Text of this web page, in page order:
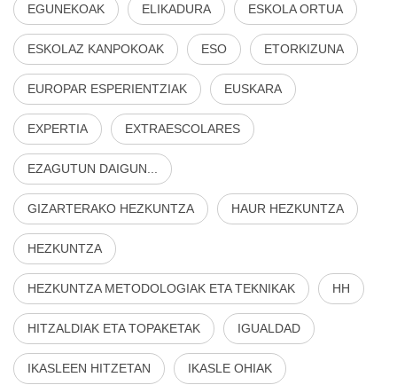
EGUNEKOAK ELIKADURA ESKOLA ORTUA
ESKOLAZ KANPOKOAK ESO ETORKIZUNA
EUROPAR ESPERIENTZIAK EUSKARA
EXPERTIA EXTRAESCOLARES
EZAGUTUN DAIGUN...
GIZARTERAKO HEZKUNTZA HAUR HEZKUNTZA
HEZKUNTZA
HEZKUNTZA METODOLOGIAK ETA TEKNIKAK HH
HITZALDIAK ETA TOPAKETAK IGUALDAD
IKASLEEN HITZETAN IKASLE OHIAK